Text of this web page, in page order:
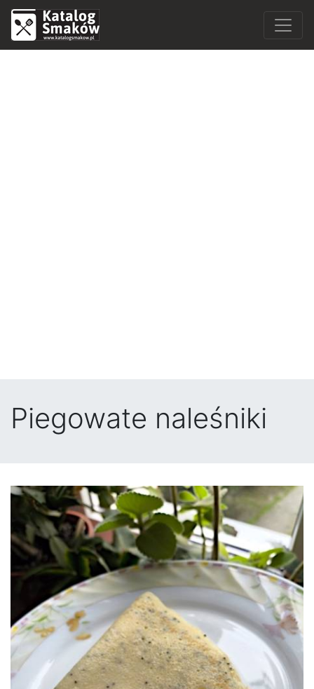
Piegowate naleśniki